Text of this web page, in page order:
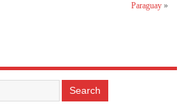
Paraguay»